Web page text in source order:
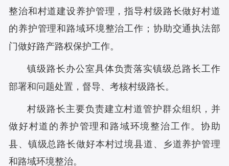
整治和村道建设养护管理，指导村级路长做好村道
的养护管理和路域环境整治工作；协助交通执法部
门做好路产路权保护工作。
镇级路长办公室具体负责落实镇级总路长工作
部署和问题处置，督导、考核村级路长。
村级路长主要负责建立村道管护群众组织，并
做好村道的养护管理和路域环境整治工作。协助
县、镇级总路长做好本村过境县道、乡道养护管理
和路域环境整治。